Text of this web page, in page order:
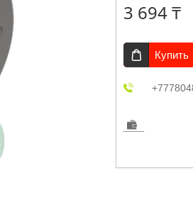
3 694 ₸
Купить